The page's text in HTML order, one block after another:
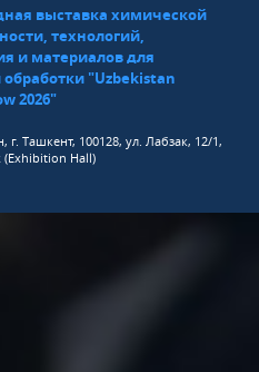
выставка химической
технологий,
и материалов для
"Uzbekistan
2026"
г. Ташкент, 100128, ул. Лабзак, 12/1,
(Exhibition Hall)